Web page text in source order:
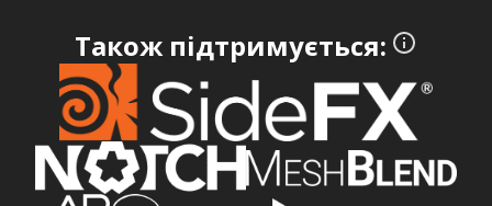
Також підтримується: